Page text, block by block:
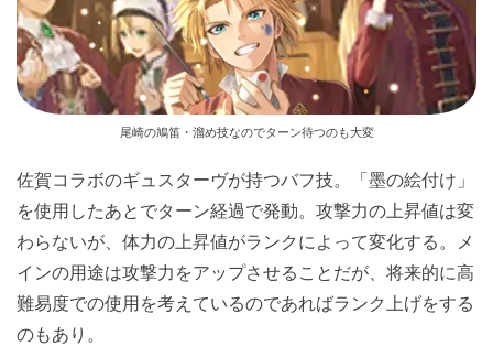
尾崎の鳩笛・溜め技なのでターン待つのも大変
佐賀コラボのギュスターヴが持つバフ技。「墨の絵付け」
を使用したあとでターン経過で発動。攻撃力の上昇値は変
わらないが、体力の上昇値がランクによって変化する。メ
インの用途は攻撃力をアップさせることだが、将来的に高
難易度での使用を考えているのであればランク上げをする
のもあり。